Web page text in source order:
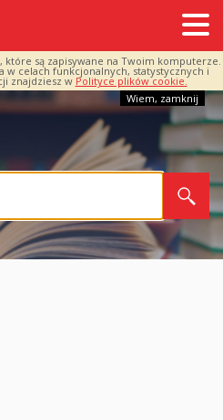
są zapisywane na Twoim komputerze.
w celach funkcjonalnych, statystycznych i
znajdziesz w Polityce plików cookie.
Wiem, zamknij